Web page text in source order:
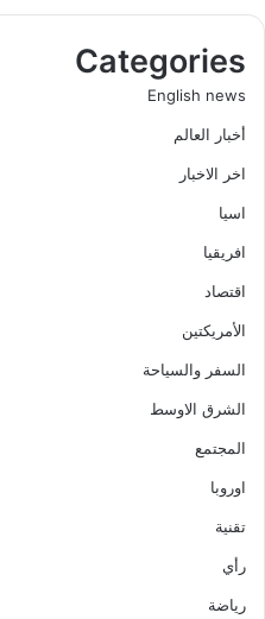
Categories
English news
أخبار العالم
اخر الاخبار
اسيا
افريقيا
اقتصاد
الأمريكتين
السفر والسياحة
الشرق الاوسط
المجتمع
اوروبا
تقنية
رأي
رياضة